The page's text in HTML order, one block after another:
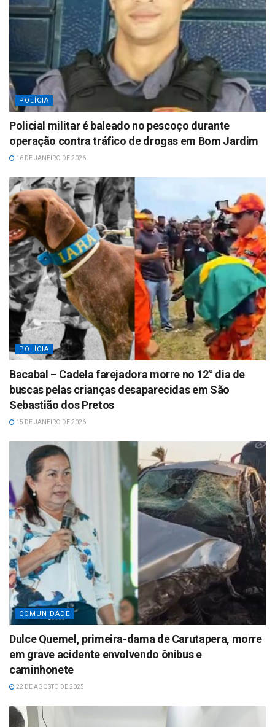
POLÍCIA
Policial militar é baleado no pescoço durante
operação contra tráfico de drogas em Bom Jardim
16 DE JANEIRO DE 2026
POLÍCIA
Bacabal – Cadela farejadora morre no 12° dia de
buscas pelas crianças desaparecidas em São
Sebastião dos Pretos
15 DE JANEIRO DE 2026
COMUNIDADE
Dulce Quemel, primeira-dama de Carutapera, morre
em grave acidente envolvendo ônibus e
caminhonete
22 DE AGOSTO DE 2025